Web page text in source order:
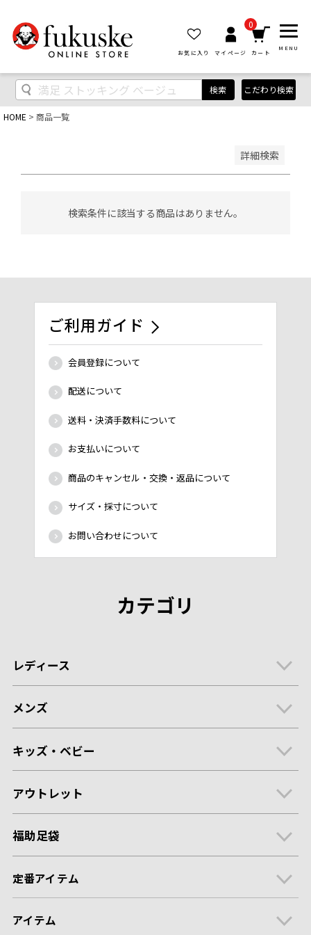
お気に入り マイページ
0
カート
MENU
検索 こだわり検索
HOME 商品一覧
詳細検索
レビュー順
キーワードヒット順
検索条件に該当する商品はありません。
ご利用ガイド
会員登録について
配送について
送料・決済手数料について
お支払いについて
商品のキャンセル・交換・返品について
サイズ・採寸について
お問い合わせについて
カテゴリ
レディース
メンズ
キッズ・ベビー
アウトレット
福助足袋
定番アイテム
アイテム